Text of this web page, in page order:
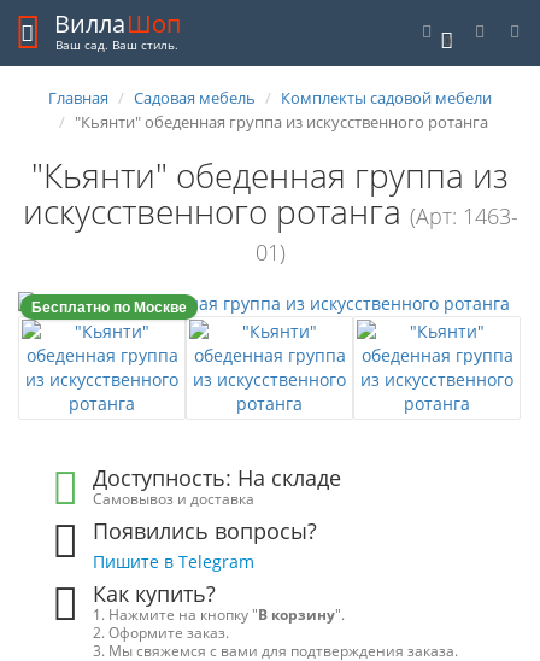
0
ВиллаШоп
Ваш сад. Ваш стиль.
Главная Садовая мебель
Комплекты садовой мебели
"Кьянти" обеденная группа из искусственного ротанга
"Кьянти" обеденная группа из
искусственного ротанга (Арт: 1463-
01)
Бесплатно по Москве
Доступность: На складе
Самовывоз и доставка
Появились вопросы?
Пишите в Telegram
Как купить?
1. Нажмите на кнопку "В корзину".
2. Оформите заказ.
3. Мы свяжемся с вами для подтверждения заказа.